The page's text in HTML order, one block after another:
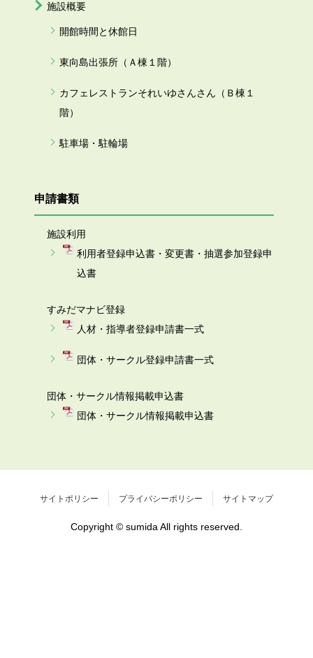
施設概要
開館時間と休館日
東向島出張所（Ａ棟１階）
カフェレストランそれいゆさんさん（Ｂ棟１
階）
駐車場・駐輪場
申請書類
施設利用
利用者登録申込書・変更書・抽選参加登録申
込書
すみだマナビ登録
人材・指導者登録申請書一式
団体・サークル登録申請書一式
団体・サークル情報掲載申込書
団体・サークル情報掲載申込書
サイトポリシー プライバシーポリシー サイトマップ
Copyright © sumida All rights reserved.